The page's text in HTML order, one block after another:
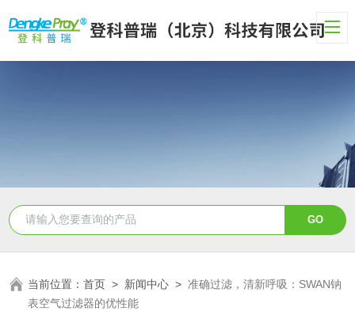
当前位置：首页 > 新闻中心 >准确过滤，清新呼吸：SWAN钠
表空气过滤器的优性能